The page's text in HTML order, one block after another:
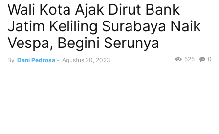
Wali Kota Ajak Dirut Bank
Jatim Keliling Surabaya Naik
Vespa, Begini Serunya
By Dani Pedrosa - Agustus 20, 2023 0
525